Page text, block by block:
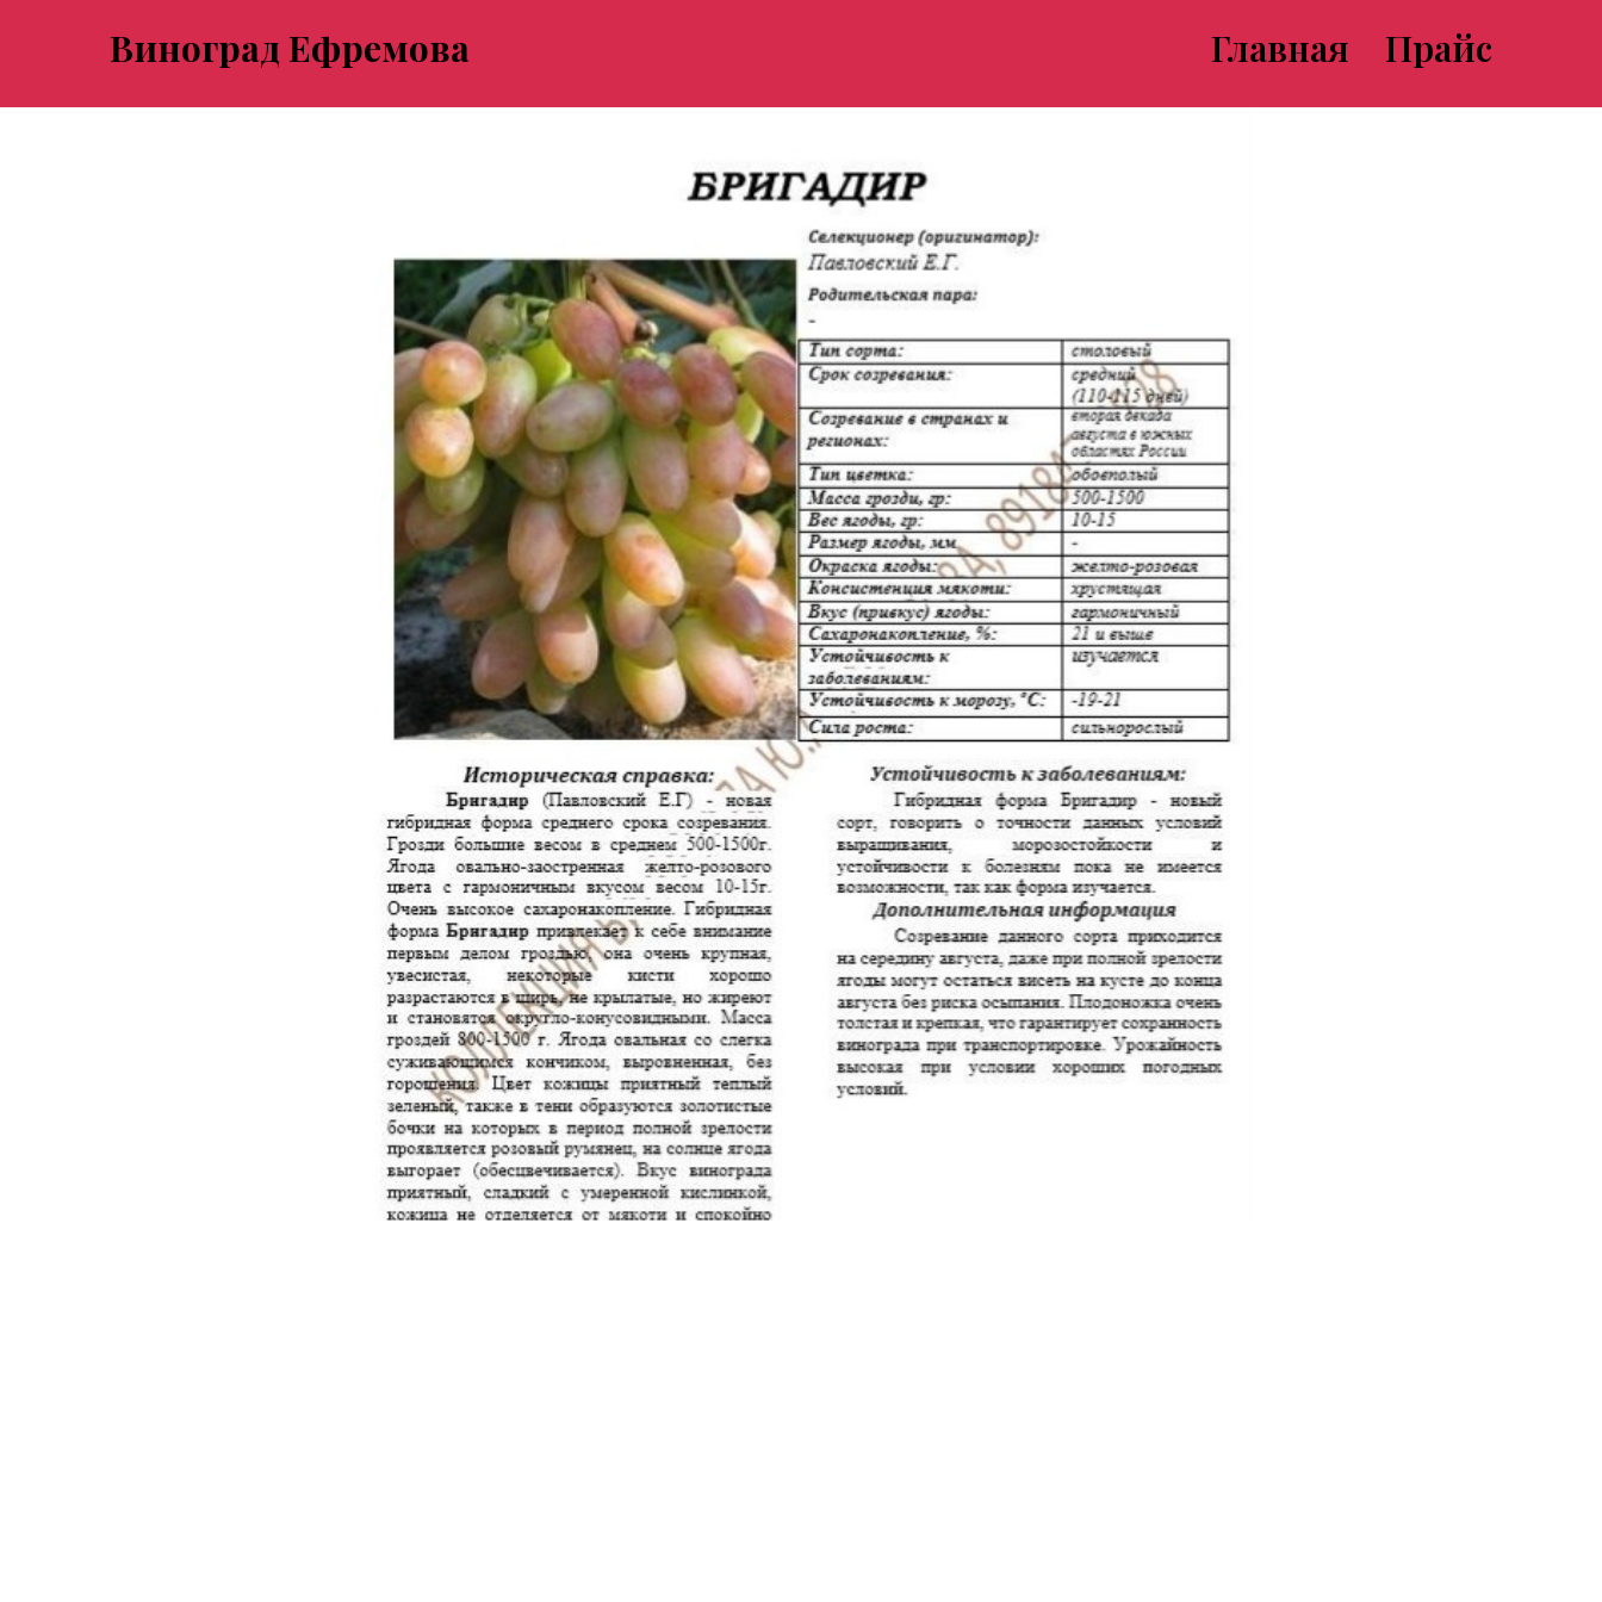
Виноград Ефремова Главная Прайс